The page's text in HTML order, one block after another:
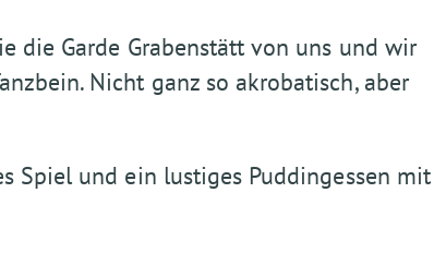
die Garde Grabenstätt von uns und wir
Nicht ganz so akrobatisch, aber
Spiel und ein lustiges Puddingessen mit